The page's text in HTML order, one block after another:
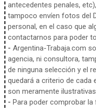
antecedentes penales,
tampoco envíen fotos del
personal, en el caso que
contactarnos para poder
- Argentina-Trabaja.com
agencia, ni consultora,
de ninguna selección y el
quedará a criterio de cada
son meramente
- Para poder comprobar la